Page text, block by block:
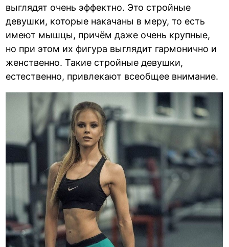
выглядят очень эффектно. Это стройные
девушки, которые накачаны в меру, то есть
имеют мышцы, причём даже очень крупные,
но при этом их фигура выглядит гармонично и
женственно. Такие стройные девушки,
естественно, привлекают всеобщее внимание.